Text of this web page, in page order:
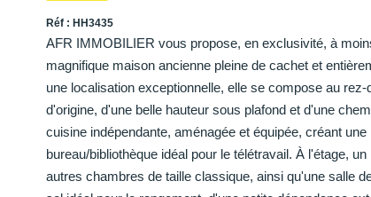
Réf : HH3435
AFR IMMOBILIER vous propose, en exclusivité, à
magnifique maison ancienne pleine de cachet et
une localisation exceptionnelle, elle se compose au
d'origine, d'une belle hauteur sous plafond et d'une
cuisine indépendante, aménagée et équipée, créant
bureau/bibliothèque idéal pour le télétravail. À l'étage,
autres chambres de taille classique, ainsi qu'une salle